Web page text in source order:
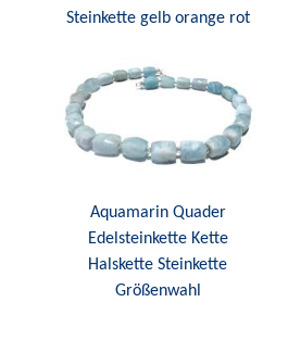
Steinkette gelb orange rot
Aquamarin Quader
Edelsteinkette Kette
Halskette Steinkette
Größenwahl